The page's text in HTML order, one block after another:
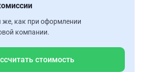
же, как при оформлении
компании.
стоимость